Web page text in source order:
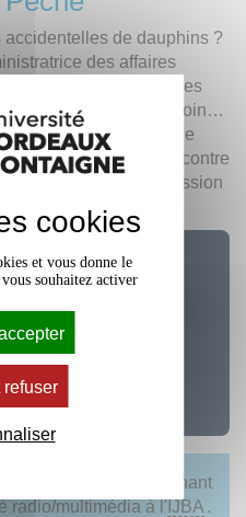
accidentelles de dauphins ?
des affaires
hécatombe. Et puis des
emmèneront plus loin…
d’Europe, est-il une
? Partez enfin à la rencontre
une vie sur l’eau. Emission
, enseignant
radio/multimédia à l' IJBA .
cookies
et vous donne le
souhaitez activer
refuser